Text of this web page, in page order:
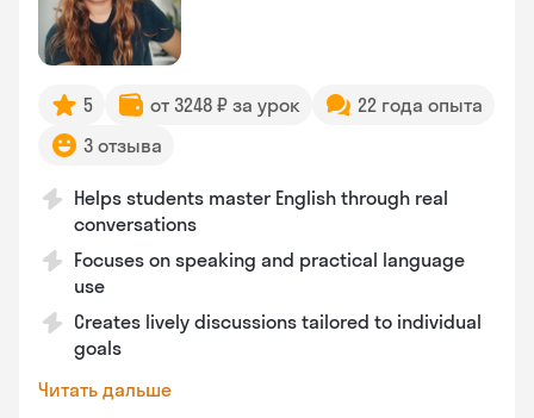
5 от 3248 ₽ за урок
22 года опыта
3 отзыва
Helps students master English through real
conversations
Focuses on speaking and practical language
use
Creates lively discussions tailored to individual
goals
Читать дальше